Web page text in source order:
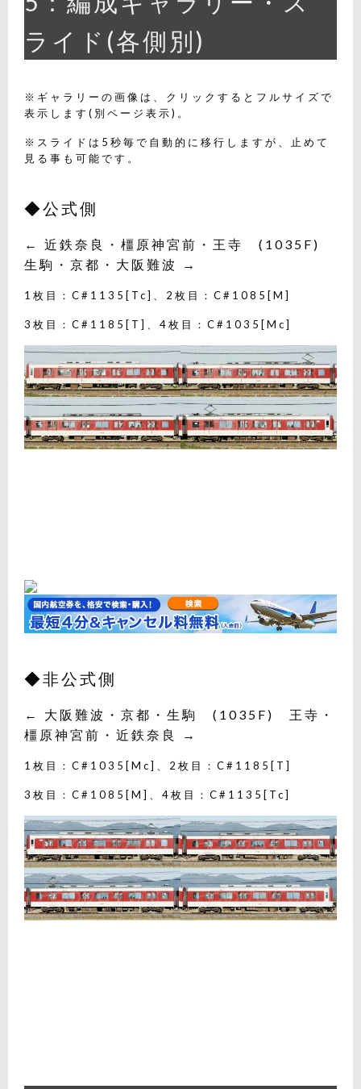
ライド(各側別)
※ギャラリーの画像は、クリックするとフルサイズで
表示します(別ページ表示)。
※スライドは5秒毎で自動的に移行しますが、止めて
見る事も可能です。
◆公式側
← 近鉄奈良・橿原神宮前・王寺 (1035F)
生駒・京都・大阪難波 →
1枚目：C#1135[Tc]、2枚目：C#1085[M]
3枚目：C#1185[T]、4枚目：C#1035[Mc]
◆非公式側
← 大阪難波・京都・生駒 (1035F) 王寺・
橿原神宮前・近鉄奈良 →
1枚目：C#1035[Mc]、2枚目：C#1185[T]
3枚目：C#1085[M]、4枚目：C#1135[Tc]